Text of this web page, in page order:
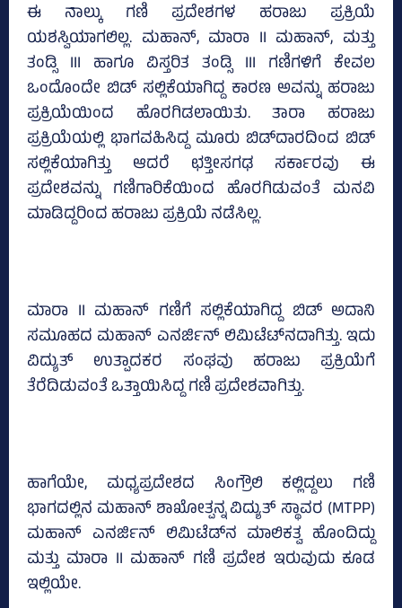
ಈ ನಾಲ್ಕು ಗಣಿ ಪ್ರದೇಶಗಳ ಹರಾಜು ಪ್ರಕ್ರಿಯೆ
ಯಶಸ್ವಿಯಾಗಲಿಲ್ಲ. ಮಹಾನ್, ಮಾರಾ II ಮಹಾನ್, ಮತ್ತು
ತಂಡ್ಸಿ III ಹಾಗೂ ವಿಸ್ತರಿತ ತಂಡ್ಸಿ III ಗಣಿಗಳಿಗೆ ಕೇವಲ
ಒಂದೊಂದೇ ಬಿಡ್ ಸಲ್ಲಿಕೆಯಾಗಿದ್ದ ಕಾರಣ ಅವನ್ನು ಹರಾಜು
ಪ್ರಕ್ರಿಯೆಯಿಂದ ಹೊರಗಿಡಲಾಯಿತು. ತಾರಾ ಹರಾಜು
ಪ್ರಕ್ರಿಯೆಯಲ್ಲಿ ಭಾಗವಹಿಸಿದ್ದ ಮೂರು ಬಿಡ್‍ದಾರದಿಂದ ಬಿಡ್
ಸಲ್ಲಿಕೆಯಾಗಿತ್ತು ಆದರೆ ಛತ್ತೀಸಗಢ ಸರ್ಕಾರವು ಈ
ಪ್ರದೇಶವನ್ನು ಗಣಿಗಾರಿಕೆಯಿಂದ ಹೊರಗಿಡುವಂತೆ ಮನವಿ
ಮಾಡಿದ್ದರಿಂದ ಹರಾಜು ಪ್ರಕ್ರಿಯೆ ನಡೆಸಿಲ್ಲ.
ಮಾರಾ II ಮಹಾನ್ ಗಣಿಗೆ ಸಲ್ಲಿಕೆಯಾಗಿದ್ದ ಬಿಡ್ ಅದಾನಿ
ಸಮೂಹದ ಮಹಾನ್ ಎನರ್ಜಿನ್ ಲಿಮಿಟೆಟ್‌ನದಾಗಿತ್ತು. ಇದು
ವಿದ್ಯುತ್ ಉತ್ಪಾದಕರ ಸಂಘವು ಹರಾಜು ಪ್ರಕ್ರಿಯೆಗೆ
ತೆರೆದಿಡುವಂತೆ ಒತ್ತಾಯಿಸಿದ್ದ ಗಣಿ ಪ್ರದೇಶವಾಗಿತ್ತು.
ಹಾಗೆಯೇ, ಮಧ್ಯಪ್ರದೇಶದ ಸಿಂಗ್ರೌಲಿ ಕಲ್ಲಿದ್ದಲು ಗಣಿ
ಭಾಗದಲ್ಲಿನ ಮಹಾನ್ ಶಾಖೋತ್ಪನ್ನ ವಿದ್ಯುತ್ ಸ್ಥಾವರ (MTPP)
ಮಹಾನ್ ಎನರ್ಜಿನ್ ಲಿಮಿಟೆಡ್‍ನ ಮಾಲಿಕತ್ವ ಹೊಂದಿದ್ದು
ಮತ್ತು ಮಾರಾ II ಮಹಾನ್ ಗಣಿ ಪ್ರದೇಶ ಇರುವುದು ಕೂಡ
ಇಲ್ಲಿಯೇ.